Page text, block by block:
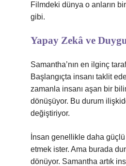
Filmdeki dünya o anların
gibi.
Yapay Zekâ ve
Samantha’nın en ilginç
Başlangıçta insanı taklit
zamanla insanı aşan bir
dönüşüyor. Bu durum
değiştiriyor.
İnsan genellikle daha güçlü
etmek ister. Ama burada
dönüyor. Samantha artık